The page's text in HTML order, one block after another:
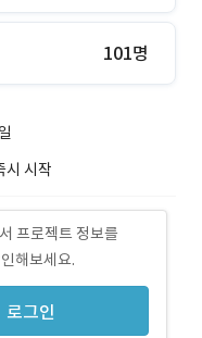
101명
시 시작
프로젝트 정보를
해보세요.
로그인